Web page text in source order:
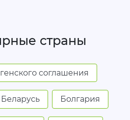
страны
соглашения
Беларусь Болгария